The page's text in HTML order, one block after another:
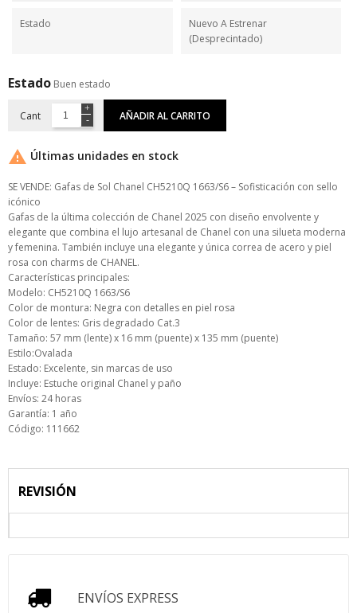
Estado
Nuevo A Estrenar
(desprecintado)
Estado Buen estado
Cant AÑADIR AL CARRITO
 Últimas unidades en stock
SE VENDE: Gafas de Sol Chanel CH5210Q 1663/S6 – Sofisticación con sello
icónico
Gafas de la última colección de Chanel 2025 con diseño envolvente y
elegante que combina el lujo artesanal de Chanel con una silueta moderna
y femenina. También incluye una elegante y única correa de acero y piel
rosa con charms de CHANEL.
Características principales:
Modelo: CH5210Q 1663/S6
Color de montura: Negra con detalles en piel rosa
Color de lentes: Gris degradado Cat.3
Tamaño: 57 mm (lente) x 16 mm (puente) x 135 mm (puente)
Estilo:Ovalada
Estado: Excelente, sin marcas de uso
Incluye: Estuche original Chanel y paño
Envíos: 24 horas
Garantía: 1 año
Código: 111662
REVISIÓN
ENVÍOS EXPRESS